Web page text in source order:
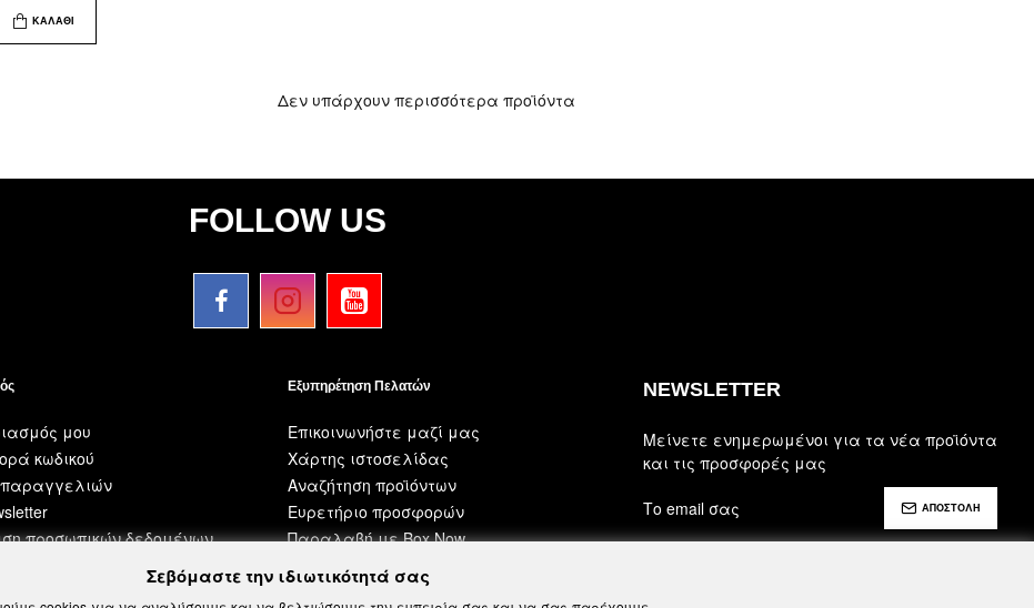
ΚΑΛΆΘΙ
Δεν υπάρχουν περισσότερα προϊόντα
FOLLOW US
μου
κωδικού
παραγγελιών
προσωπικών δεδομένων
Εξυπηρέτηση Πελατών
Επικοινωνήστε μαζί μας
Χάρτης ιστοσελίδας
Αναζήτηση προϊόντων
Ευρετήριο προσφορών
Παραλαβή με Box Now
NEWSLETTER
Μείνετε ενημερωμένοι για τα νέα προϊόντα
και τις προσφορές μας
ΑΠΟΣΤΟΛΗ
Σεβόμαστε την ιδιωτικότητά σας